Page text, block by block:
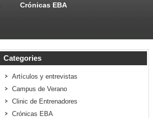
Crónicas EBA
Categories
Artículos y entrevistas
Campus de Verano
Clinic de Entrenadores
Crónicas EBA